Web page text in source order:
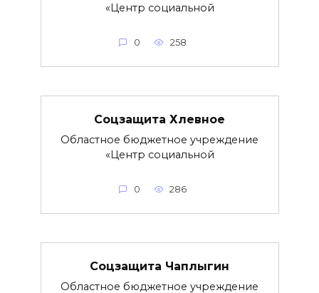
«Центр социальной
0 258
Соцзащита Хлевное
Областное бюджетное учреждение
«Центр социальной
0 286
Соцзащита Чаплыгин
Областное бюджетное учреждение